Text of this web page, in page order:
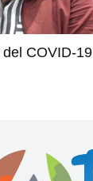
COVID-19